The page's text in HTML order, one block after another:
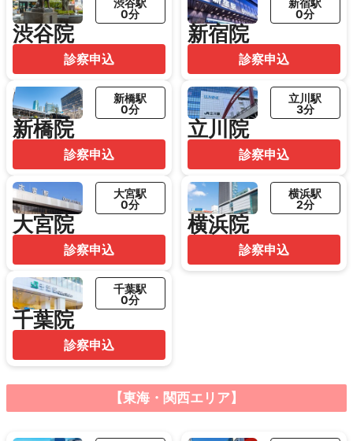
渋谷院
0分
診察申込
新宿院
0分
診察申込
新橋院
新橋駅
0分
診察申込
立川院
立川駅
3分
診察申込
大宮院
大宮駅
0分
診察申込
横浜院
横浜駅
2分
診察申込
千葉院
千葉駅
0分
診察申込
【東海・関西エリア】